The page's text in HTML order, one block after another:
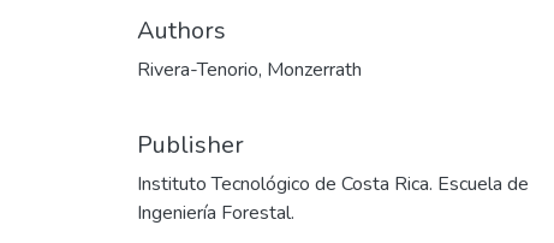
Authors
Rivera-Tenorio, Monzerrath
Publisher
Instituto Tecnológico de Costa Rica. Escuela de
Ingeniería Forestal.